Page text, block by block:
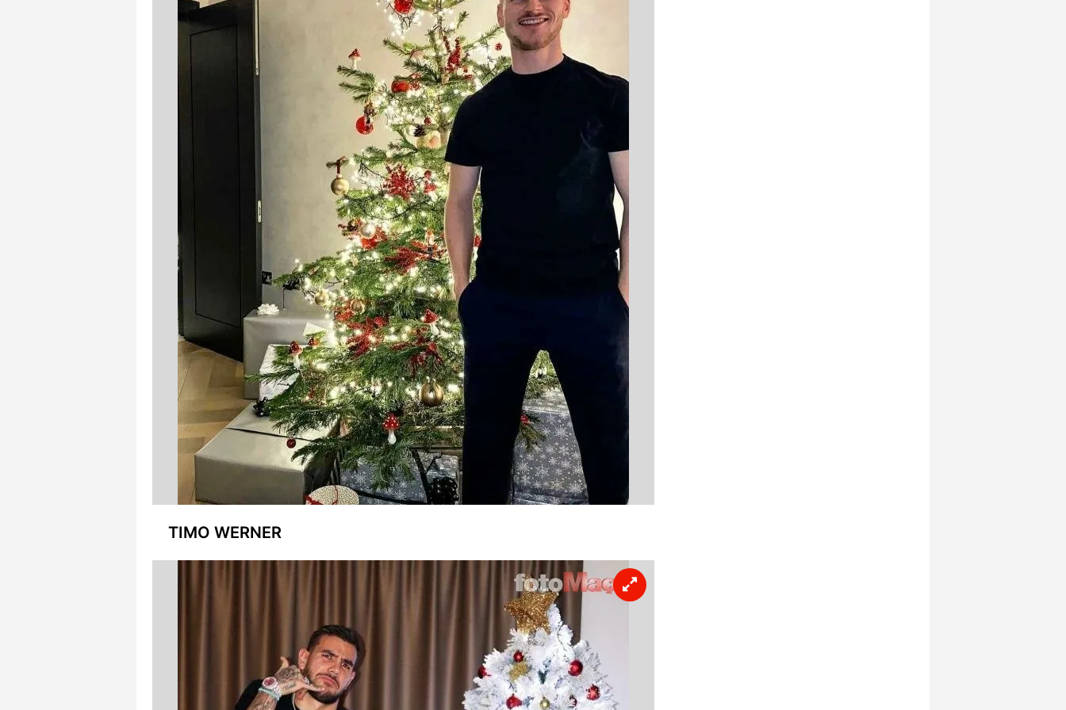
mevzuata uygun olarak kullanılan çerezlerle ilgili bilgi almak için lütfen
TIMO WERNER